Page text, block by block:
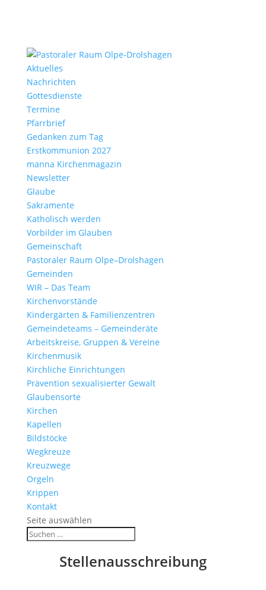
Aktu­elles
Nach­richten
Gottes­dienste
Termine
Pfarr­brief
Gedanken zum Tag
Erst­kom­mu­nion 2027
manna Kirchen­ma­gazin
News­letter
Glaube
Sakra­mente
Katho­lisch werden
Vorbilder im Glauben
Gemein­schaft
Pasto­raler Raum Olpe–Drolshagen
Gemeinden
WIR – Das Team
Kirchen­vor­stände
Kinder­gärten & Familienzentren
Gemein­de­teams – Gemeinderäte
Arbeits­kreise, Gruppen & Vereine
Kirchen­musik
Kirch­liche Einrichtungen
Präven­tion sexua­li­sierter Gewalt
Glau­ben­s­orte
Kirchen
Kapellen
Bild­stöcke
Wegkreuze
Kreuz­wege
Orgeln
Krippen
Kontakt
Seite auswählen
Stel­len­aus­schrei­bung